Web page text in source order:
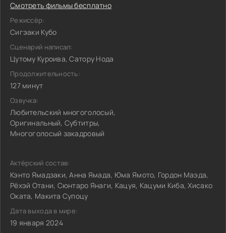
Смотреть фильмы бесплатно
Режиссёр:
Сигэаки Кубо
Сценарий написал:
Цутому Куроива, Сатору Нода
Продолжительность:
127 минут
Озвучка:
Любительский многоголосый,
Оригинальный, Субтитры,
Многоголосый закадровый
Актёрский состав:
Кэнто Ямадзаки, Анна Ямада, Юма Ямото, Гордон Маэда,
Рёхэй Отани, Сюнтаро Янаги, Кацуя, Кацуми Киба, Хисако
Оката, Макита Супоцу
Дата выхода в мире:
19 января 2024